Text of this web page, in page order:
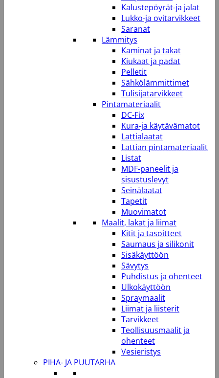
Kalustepöyrät-ja jalat
Lukko-ja ovitarvikkeet
Saranat
Lämmitys
Kaminat ja takat
Kiukaat ja padat
Pelletit
Sähkölämmittimet
Tulisijatarvikkeet
Pintamateriaalit
DC-Fix
Kura-ja käytävämatot
Lattialaatat
Lattian pintamateriaalit
Listat
MDF-paneelit ja
sisustuslevyt
Seinälaatat
Tapetit
Muovimatot
Maalit, lakat ja liimat
Kitit ja tasoitteet
Saumaus ja silikonit
Sisäkäyttöön
Sävytys
Puhdistus ja ohenteet
Ulkokäyttöön
Spraymaalit
Liimat ja liisterit
Tarvikkeet
Teollisuusmaalit ja
ohenteet
Vesieristys
PIHA- JA PUUTARHA